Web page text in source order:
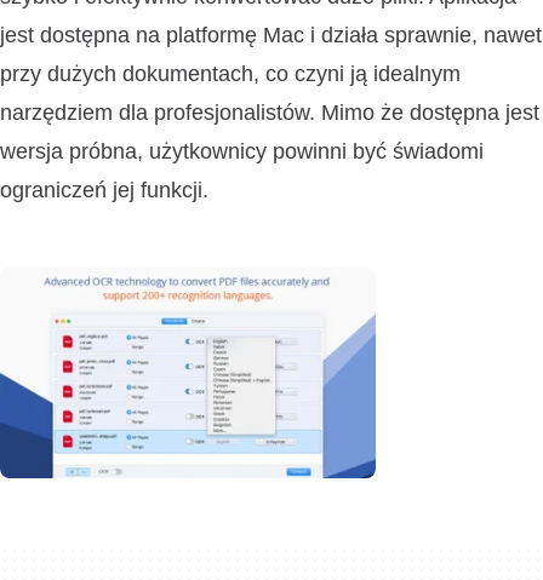
jest dostępna na platformę Mac i działa sprawnie, nawet
przy dużych dokumentach, co czyni ją idealnym
narzędziem dla profesjonalistów. Mimo że dostępna jest
wersja próbna, użytkownicy powinni być świadomi
ograniczeń jej funkcji.